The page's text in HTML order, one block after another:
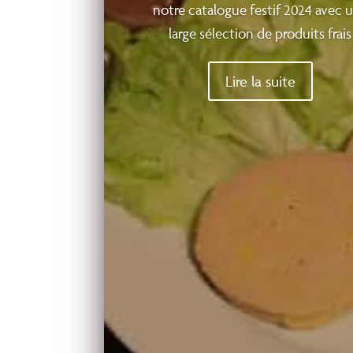
notre catalogue festif 2024 avec
large sélection de produits frais
Lire la suite